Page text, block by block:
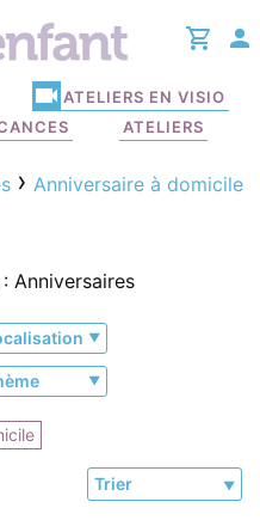
ATELIERS
ATELIERS EN VISIO
Anniversaire à domicile
Anniversaires
Trier